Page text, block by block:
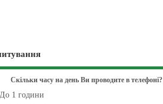
Скільки часу на день Ви проводите в телефоні?
До 1 години